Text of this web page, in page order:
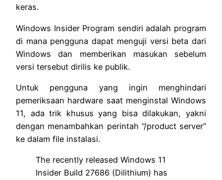
keras.
Windows Insider Program sendiri adalah program
di mana pengguna dapat menguji versi beta dari
Windows dan memberikan masukan sebelum
versi tersebut dirilis ke publik.
Untuk pengguna yang ingin menghindari
pemeriksaan hardware saat menginstal Windows
11, ada trik khusus yang bisa dilakukan, yakni
dengan menambahkan perintah “/product server”
ke dalam file instalasi.
The recently released Windows 11
Insider Build 27686 (Dilithium) has